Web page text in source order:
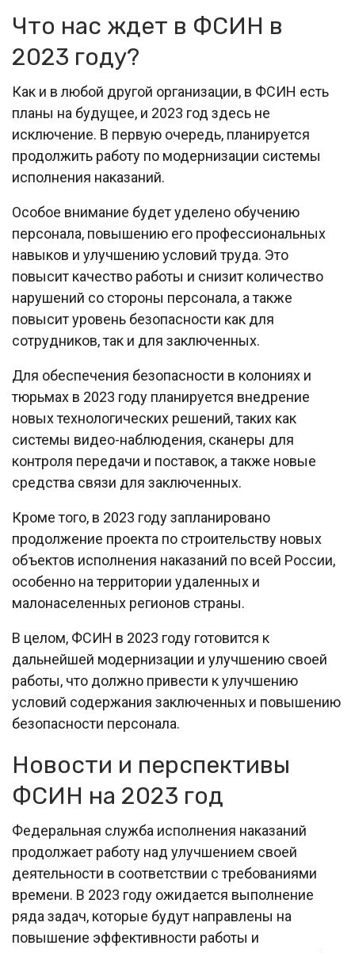
Что нас ждет в ФСИН в
2023 году?
Как и в любой другой организации, в ФСИН есть
планы на будущее, и 2023 год здесь не
исключение. В первую очередь, планируется
продолжить работу по модернизации системы
исполнения наказаний.
Особое внимание будет уделено обучению
персонала, повышению его профессиональных
навыков и улучшению условий труда. Это
повысит качество работы и снизит количество
нарушений со стороны персонала, а также
повысит уровень безопасности как для
сотрудников, так и для заключенных.
Для обеспечения безопасности в колониях и
тюрьмах в 2023 году планируется внедрение
новых технологических решений, таких как
системы видео-наблюдения, сканеры для
контроля передачи и поставок, а также новые
средства связи для заключенных.
Кроме того, в 2023 году запланировано
продолжение проекта по строительству новых
объектов исполнения наказаний по всей России,
особенно на территории удаленных и
малонаселенных регионов страны.
В целом, ФСИН в 2023 году готовится к
дальнейшей модернизации и улучшению своей
работы, что должно привести к улучшению
условий содержания заключенных и повышению
безопасности персонала.
Новости и перспективы
ФСИН на 2023 год
Федеральная служба исполнения наказаний
продолжает работу над улучшением своей
деятельности в соответствии с требованиями
времени. В 2023 году ожидается выполнение
ряда задач, которые будут направлены на
повышение эффективности работы и